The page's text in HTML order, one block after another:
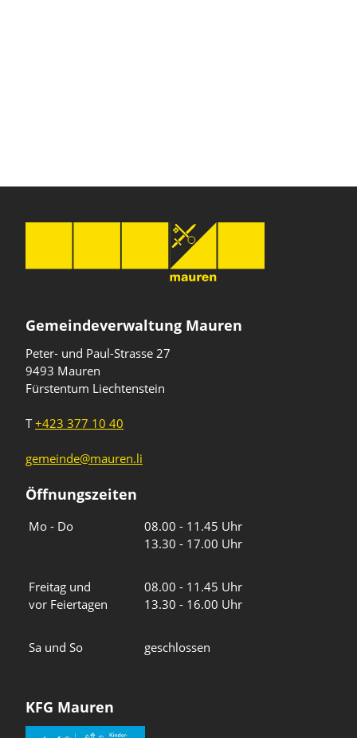
Gemeindeverwaltung Mauren
Peter- und Paul-Strasse 27
9493 Mauren
Fürstentum Liechtenstein
T+423 377 10 40
gemeinde@mauren.li
Öffnungszeiten
Mo - Do
08.00 - 11.45 Uhr
13.30 - 17.00 Uhr
Freitag und
vor Feiertagen
08.00 - 11.45 Uhr
13.30 - 16.00 Uhr
Sa und So geschlossen
KFG Mauren